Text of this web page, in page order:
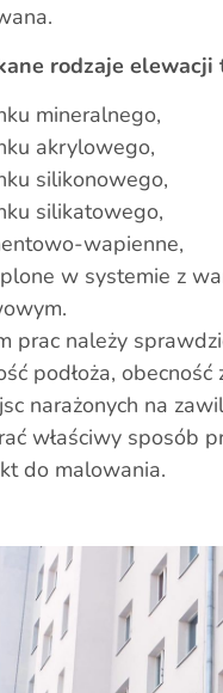
rodzaje elewacji
mineralnego,
akrylowego,
silikonowego,
silikatowego,
wapienne,
w systemie z
prac należy
podłoża,
narażonych na
właściwy sposób
do malowania.